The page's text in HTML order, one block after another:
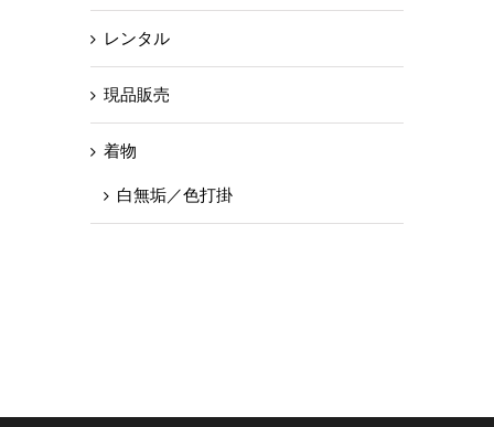
レンタル
現品販売
着物
白無垢／色打掛